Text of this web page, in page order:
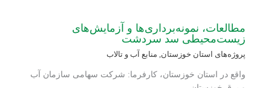
مطالعات، نمونه‌برداری‌ها و آزمایش‌های
زیست‌محیطی سد سردشت
پروژه‌های استان خوزستان منابع آب و تالاب
واقع در استان خوزستان، کارفرما: شرکت سهامی سازمان آب